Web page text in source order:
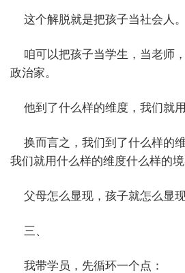
这个解脱就是把孩子当社会人。
咱可以把孩子当学生，当老师
政治家。
他到了什么样的维度，我们就用
换而言之，我们到了什么样的
我们就用什么样的维度什么样的境
父母怎么显现，孩子就怎么显现
三、
我带学员，先循环一个点：